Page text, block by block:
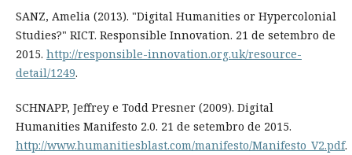
SANZ, Amelia (2013). "Digital Humanities or Hypercolonial
Studies?" RICT. Responsible Innovation. 21 de setembro de
2015. http://responsible-innovation.org.uk/resource-
detail/1249.
SCHNAPP, Jeffrey e Todd Presner (2009). Digital
Humanities Manifesto 2.0. 21 de setembro de 2015.
http://www.humanitiesblast.com/manifesto/Manifesto_V2.pdf.